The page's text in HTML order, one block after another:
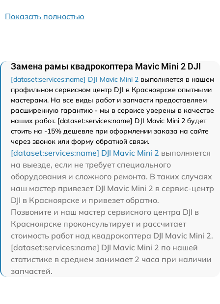
Показать полностью
Замена рамы квадрокоптера Mavic Mini 2 DJI
[dataset:services:name] DJI Mavic Mini 2 выполняется в нашем
профильном сервисном центр DJI в Красноярске опытными
мастерами. На все виды работ и запчасти предоставляем
расширенную гарантию - мы в сервисе уверены в качестве
наших работ. [dataset:services:name] DJI Mavic Mini 2 будет
стоить на -15% дешевле при оформлении заказа на сайте
через звонок или форму обратной связи.
[dataset:services:name] DJI Mavic Mini 2 выполняется
на выезде, если не требует специального
оборудования и сложного ремонта. В таких случаях
наш мастер привезет DJI Mavic Mini 2 в сервис-центр
DJI в Красноярске и привезет обратно.
Позвоните и наш мастер сервисного центра DJI в
Красноярске проконсультирует и рассчитает
стоимость работ над квадрокоптера DJI Mavic Mini 2.
[dataset:services:name] DJI Mavic Mini 2 по нашей
статистике в среднем занимает 2 часа при наличии
запчастей.